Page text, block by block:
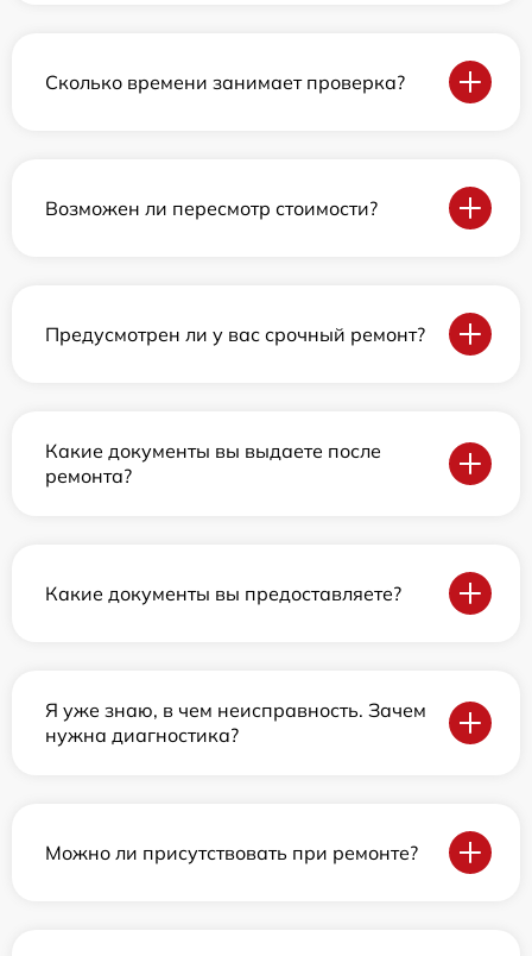
Сколько времени занимает проверка?
Возможен ли пересмотр стоимости?
Предусмотрен ли у вас срочный ремонт?
Какие документы вы выдаете после
ремонта?
Какие документы вы предоставляете?
Я уже знаю, в чем неисправность. Зачем
нужна диагностика?
Можно ли присутствовать при ремонте?